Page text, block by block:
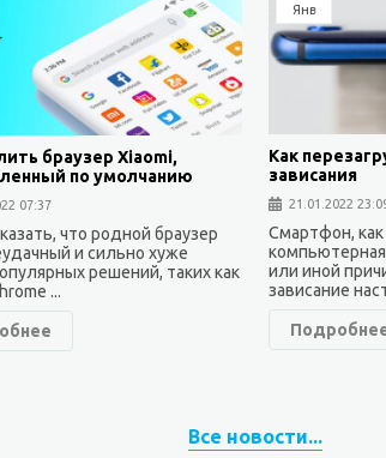
браузер Xiaomi,
по умолчанию
07:37
что родной браузер
и сильно хуже
решений, таких как
...
Янв
Как
зависания
21.01.2022
Смартфон,
или иной
зависание
Все новости...